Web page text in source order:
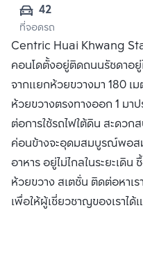
42
ที่จอดรถ
Centric Huai Khwang
คอนโดตั้งอยู่ติดถนนรัชดาอยู่
จากแยกห้วยขวางมา 180 เม
ห้วยขวางตรงทางออก 1 มาป
ต่อการใช้รถไฟใต้ดิน สะดวก
ค่อนข้างจะอุดมสมบูรณ์พอสม
อาหาร อยู่ไม่ไกลในระยะเดิน
ห้วยขวาง สเตชั่น ติดต่อหาเ
เพื่อให้ผู้เชี่ยวชาญของเราได้